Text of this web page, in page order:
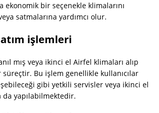
ekonomik bir seçenekle klimalarını
satmalarına yardımcı olur.
işlemleri
mış veya ikinci el Airfel klimaları alıp
Bu işlem genellikle kullanıcılar
gibi yetkili servisler veya ikinci el
da yapılabilmektedir.